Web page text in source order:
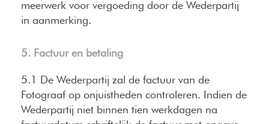
meerwerk voor vergoeding door de Wederpartij
in aanmerking.
5. Factuur en betaling
5.1 De Wederpartij zal de factuur van de
Fotograaf op onjuistheden controleren. Indien de
Wederpartij niet binnen tien werkdagen na
factuurdatum schriftelijk de factuur met opgave